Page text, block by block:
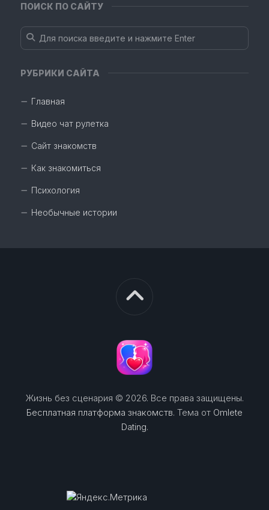
ПОИСК ПО САЙТУ
РУБРИКИ САЙТА
Главная
Видео чат рулетка
Сайт знакомств
Как знакомиться
Психология
Необычные истории
Жизнь без сценария © 2026. Все права защищены.
Бесплатная платформа знакомств. Тема от Omlete
Dating.